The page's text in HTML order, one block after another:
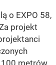
o EXPO 58,
projekt